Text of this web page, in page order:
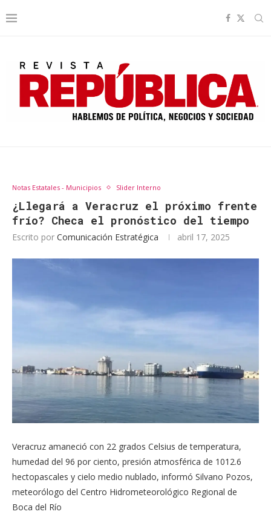
Notas Estatales - Municipios Slider Interno
¿Llegará a Veracruz el próximo frente
frío? Checa el pronóstico del tiempo
Escrito por Comunicación Estratégica abril 17, 2025
Veracruz amaneció con 22 grados Celsius de temperatura,
humedad del 96 por ciento, presión atmosférica de 1012.6
hectopascales y cielo medio nublado, informó Silvano Pozos,
meteorólogo del Centro Hidrometeorológico Regional de
Boca del Río